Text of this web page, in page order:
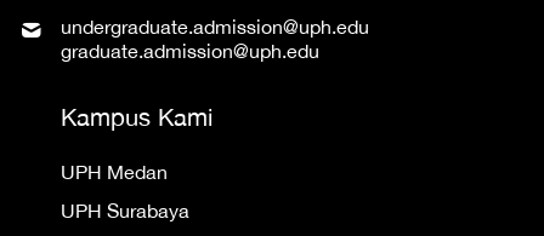
undergraduate.admission@uph.edu
graduate.admission@uph.edu
Kampus Kami
UPH Medan
UPH Surabaya